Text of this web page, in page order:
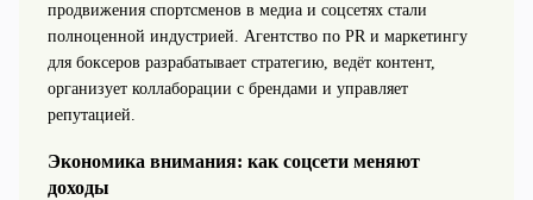
продвижения спортсменов в медиа и соцсетях стали
полноценной индустрией. Агентство по PR и маркетингу
для боксеров разрабатывает стратегию, ведёт контент,
организует коллаборации с брендами и управляет
репутацией.
Экономика внимания: как соцсети меняют
доходы